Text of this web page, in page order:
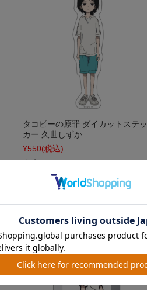
タコピーの原罪 ダイカットステッ
カー 久世しずか
¥550(税込)